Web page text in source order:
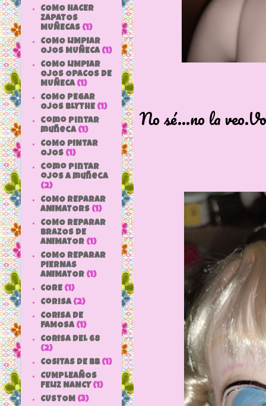
No sé...no la
COMO HACER
ZAPATOS
MUÑECAS (1)
COMO LIMPIAR
OJOS MUÑECA (1)
COMO LIMPIAR
OJOS OPACOS DE
MUÑECA (1)
COMO PEGAR
OJOS BLYTHE (1)
como pintar
muñeca (1)
COMO PINTAR
OJOS (1)
como pintar
ojos a muñeca
(2)
COMO REPARAR
ANIMATORS (1)
COMO REPARAR
BRAZOS DE
ANIMATOR (1)
COMO REPARAR
PIERNAS
ANIMATOR (1)
CORE (1)
Corisa (2)
CORISA DE
FAMOSA (1)
CORISA DEL 68
(2)
COSITAS DE bb (1)
CUMPLEAÑOS
FELIZ NANCY (1)
CUSTOM (3)